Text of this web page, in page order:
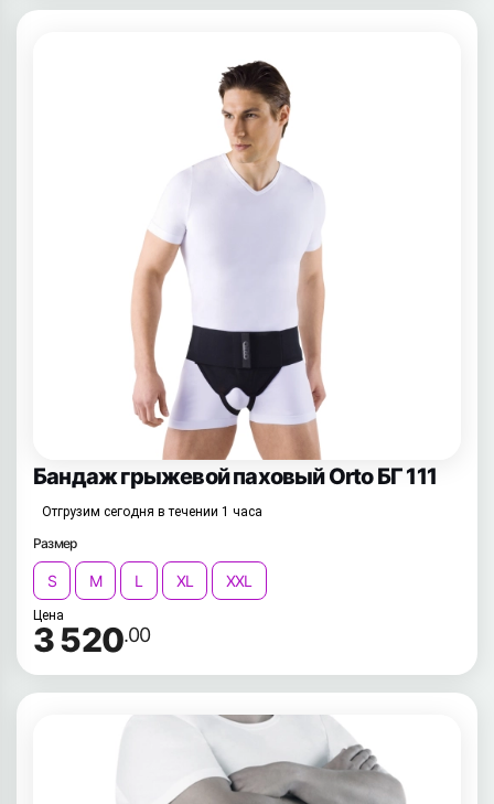
Бандаж грыжевой паховый Orto БГ 111
Отгрузим сегодня в течении 1 часа
Размер
S M L XL XXL
Цена
3 520.00